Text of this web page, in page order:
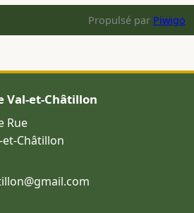
Propulsé par Piwigo
Val-et-Châtillon
Rue
et-Châtillon